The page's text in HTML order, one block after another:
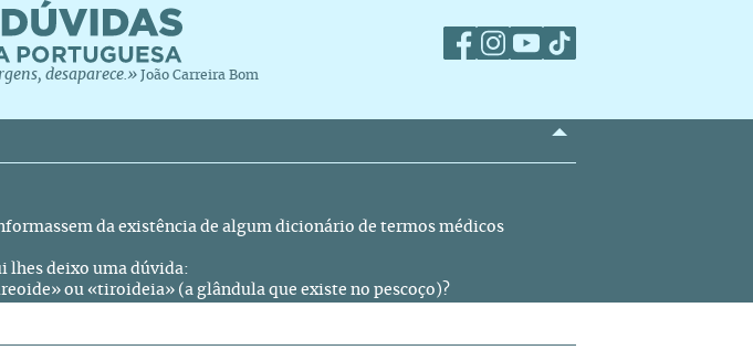
desaparece.» João Carreira Bom
da existência de algum dicionário de termos médicos
lhes deixo uma dúvida:
ou «tiroideia» (a glândula que existe no pescoço)?